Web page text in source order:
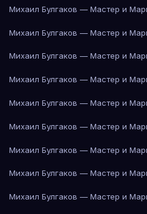
Михаил Булгаков — Мастер и
Михаил Булгаков — Мастер и
Михаил Булгаков — Мастер и
Михаил Булгаков — Мастер и
Михаил Булгаков — Мастер и
Михаил Булгаков — Мастер и
Михаил Булгаков — Мастер и
Михаил Булгаков — Мастер и
Михаил Булгаков — Мастер и